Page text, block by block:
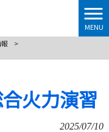
MENU
>
火力演習
2025/07/10